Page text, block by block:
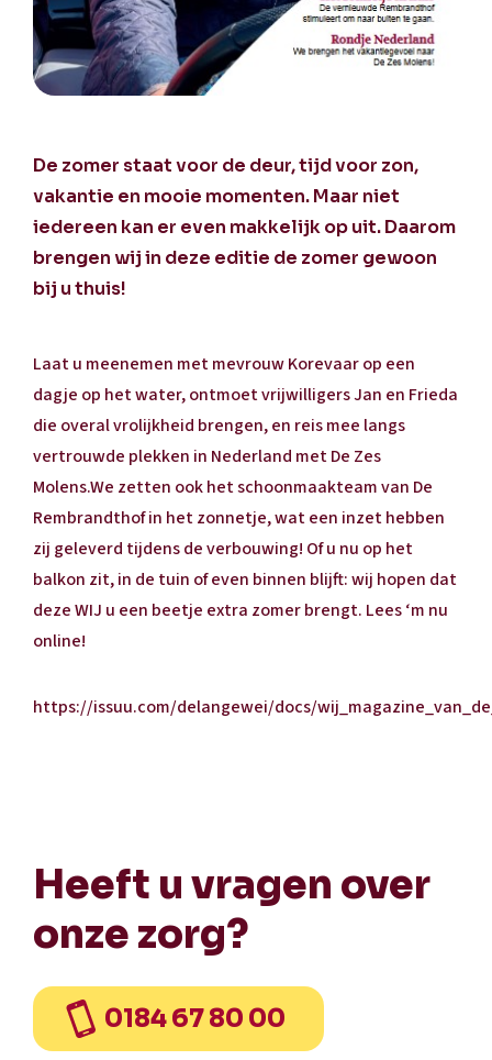
De zomer staat voor de deur, tijd voor zon,
vakantie en mooie momenten. Maar niet
iedereen kan er even makkelijk opuit. Daarom
brengen wij in deze editie de zomer gewoon
bij u thuis!
Laat u meenemen met mevrouw Korevaar op een
dagje op het water, ontmoet vrijwilligers Jan en Frieda
die overal vrolijkheid brengen, en reis mee langs
vertrouwde plekken in Nederland met De Zes
Molens.We zetten ook het schoonmaakteam van De
Rembrandthof in het zonnetje, wat een inzet hebben
zij geleverd tijdens de verbouwing! Of u nu op het
balkon zit, in de tuin of even binnen blijft: wij hopen dat
deze WIJ u een beetje extra zomer brengt. Lees ‘m nu
online!
https://issuu.com/delangewei/docs/
Heeft u vragen over
onze zorg?
0184 67 80 00